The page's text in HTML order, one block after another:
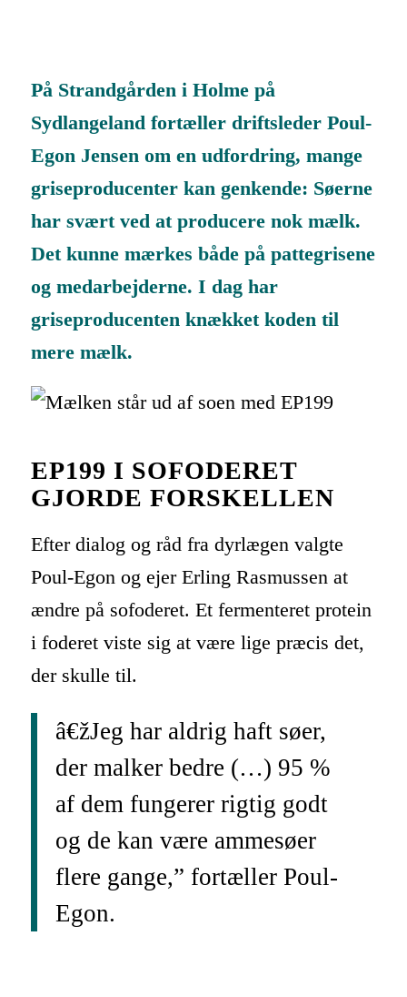
På Strandgården i Holme på
Sydlangeland fortæller driftsleder Poul-
Egon Jensen om en udfordring, mange
griseproducenter kan genkende: Søerne
har svært ved at producere nok mælk.
Det kunne mærkes både på pattegrisene
og medarbejderne. I dag har
griseproducenten knækket koden til
mere mælk.
EP199 I SOFODERET
GJORDE FORSKELLEN
Efter dialog og råd fra dyrlægen valgte
Poul-Egon og ejer Erling Rasmussen at
ændre på sofoderet. Et fermenteret protein
i foderet viste sig at være lige præcis det,
der skulle til.
â€žJeg har aldrig haft søer,
der malker bedre (…) 95 %
af dem fungerer rigtig godt
og de kan være ammesøer
flere gange,” fortæller Poul-
Egon.